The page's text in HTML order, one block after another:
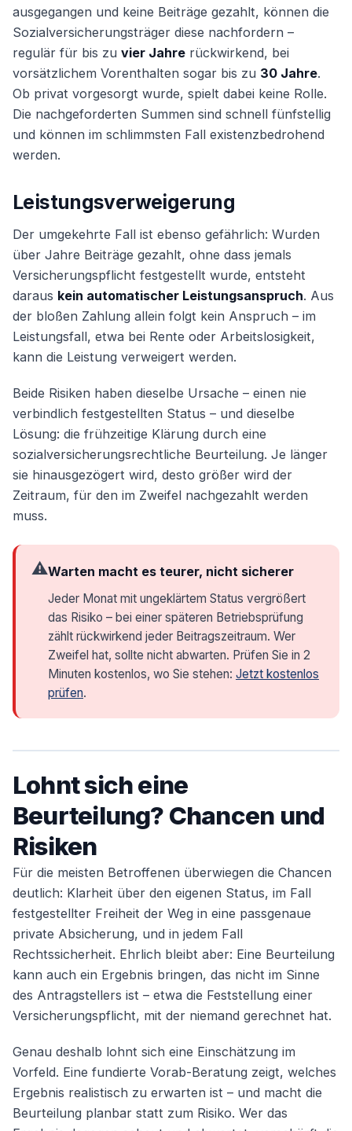
ausgegangen und keine Beiträge gezahlt, können die
Sozialversicherungsträger diese nachfordern –
regulär für bis zu vier Jahre rückwirkend, bei
vorsätzlichem Vorenthalten sogar bis zu 30 Jahre.
Ob privat vorgesorgt wurde, spielt dabei keine Rolle.
Die nachgeforderten Summen sind schnell fünfstellig
und können im schlimmsten Fall existenzbedrohend
werden.
Leistungsverweigerung
Der umgekehrte Fall ist ebenso gefährlich: Wurden
über Jahre Beiträge gezahlt, ohne dass jemals
Versicherungspflicht festgestellt wurde, entsteht
daraus kein automatischer Leistungsanspruch. Aus
der bloßen Zahlung allein folgt kein Anspruch – im
Leistungsfall, etwa bei Rente oder Arbeitslosigkeit,
kann die Leistung verweigert werden.
Beide Risiken haben dieselbe Ursache – einen nie
verbindlich festgestellten Status – und dieselbe
Lösung: die frühzeitige Klärung durch eine
sozialversicherungsrechtliche Beurteilung. Je länger
sie hinausgezögert wird, desto größer wird der
Zeitraum, für den im Zweifel nachgezahlt werden
muss.
⚠️Warten macht es teurer, nicht sicherer
Jeder Monat mit ungeklärtem Status vergrößert
das Risiko – bei einer späteren Betriebsprüfung
zählt rückwirkend jeder Beitragszeitraum. Wer
Zweifel hat, sollte nicht abwarten. Prüfen Sie in 2
Minuten kostenlos, wo Sie stehen: Jetzt kostenlos
prüfen.
Lohnt sich eine
Beurteilung? Chancen und
Risiken
Für die meisten Betroffenen überwiegen die Chancen
deutlich: Klarheit über den eigenen Status, im Fall
festgestellter Freiheit der Weg in eine passgenaue
private Absicherung, und in jedem Fall
Rechtssicherheit. Ehrlich bleibt aber: Eine Beurteilung
kann auch ein Ergebnis bringen, das nicht im Sinne
des Antragstellers ist – etwa die Feststellung einer
Versicherungspflicht, mit der niemand gerechnet hat.
Genau deshalb lohnt sich eine Einschätzung im
Vorfeld. Eine fundierte Vorab-Beratung zeigt, welches
Ergebnis realistisch zu erwarten ist – und macht die
Beurteilung planbar statt zum Risiko. Wer das